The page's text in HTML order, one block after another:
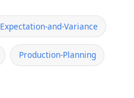
Expectation-and-Variance
Production-Planning